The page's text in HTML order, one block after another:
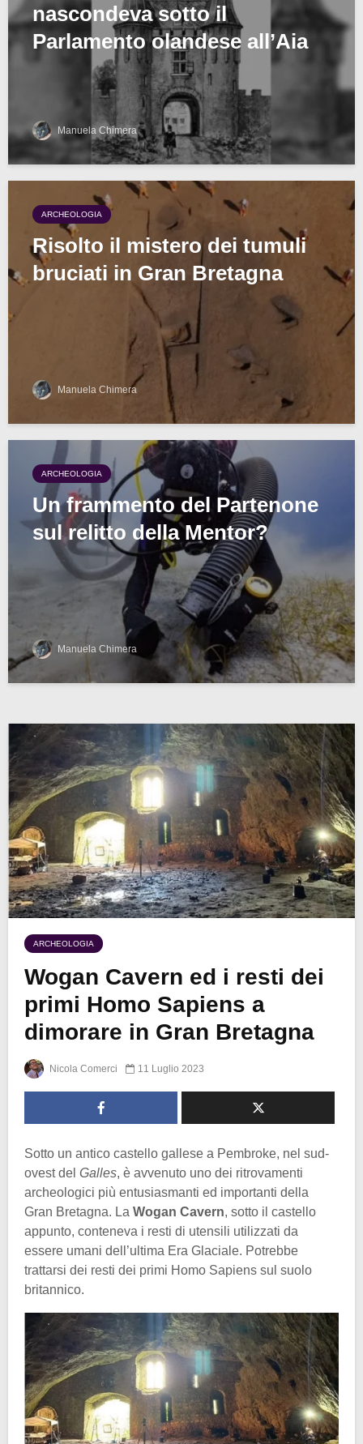
nascondeva sotto il
Parlamento olandese all’Aia
Manuela Chimera
ARCHEOLOGIA
Risolto il mistero dei tumuli
bruciati in Gran Bretagna
Manuela Chimera
ARCHEOLOGIA
Un frammento del Partenone
sul relitto della Mentor?
Manuela Chimera
ARCHEOLOGIA
Wogan Cavern ed i resti dei
primi Homo Sapiens a
dimorare in Gran Bretagna
Nicola Comerci 11 Luglio 2023
Sotto un antico castello gallese a Pembroke, nel sud-
ovest del Galles, è avvenuto uno dei ritrovamenti
archeologici più entusiasmanti ed importanti della
Gran Bretagna. La Wogan Cavern, sotto il castello
appunto, conteneva i resti di utensili utilizzati da
essere umani dell’ultima Era Glaciale. Potrebbe
trattarsi dei resti dei primi Homo Sapiens sul suolo
britannico.